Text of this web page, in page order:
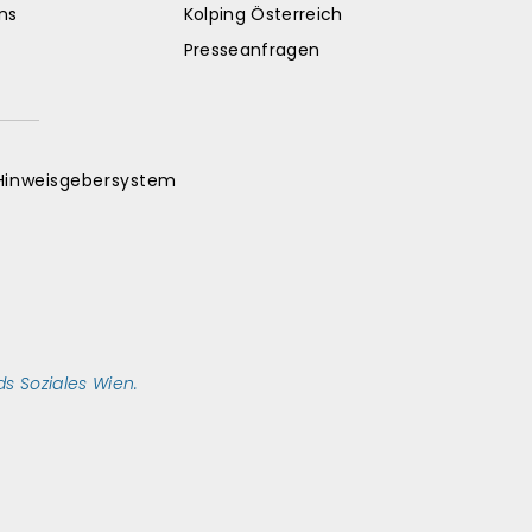
Kolping Österreich
Presseanfragen
Soziales Wien.